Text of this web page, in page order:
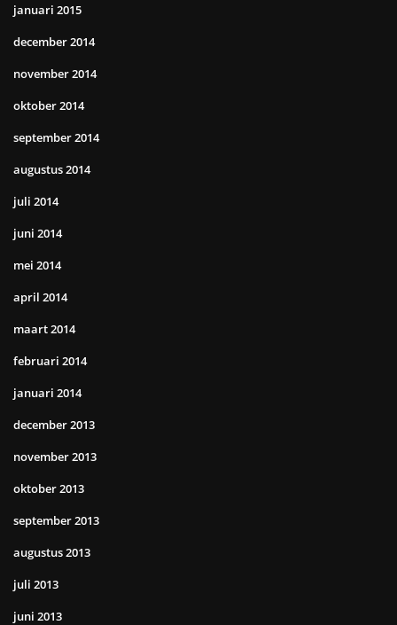
januari 2015
december 2014
november 2014
oktober 2014
september 2014
augustus 2014
juli 2014
juni 2014
mei 2014
april 2014
maart 2014
februari 2014
januari 2014
december 2013
november 2013
oktober 2013
september 2013
augustus 2013
juli 2013
juni 2013